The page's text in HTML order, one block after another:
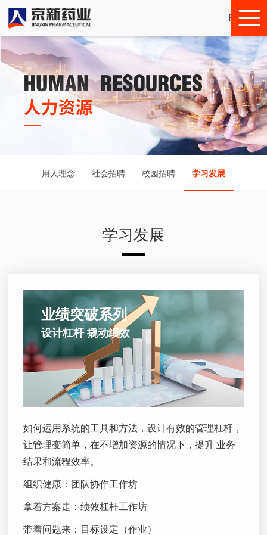
English
用人理念 社会招聘 校园招聘 学习发展
学习发展
业绩突破系列
设计杠杆 撬动绩效
如何运用系统的工具和方法，设计有效的管理杠杆，
让管理变简单，在不增加资源的情况下，提升 业务
结果和流程效率。
组织健康：团队协作工作坊
拿着方案走：绩效杠杆工作坊
带着问题来：目标设定（作业）